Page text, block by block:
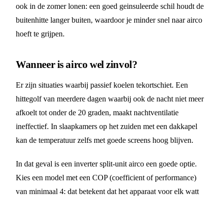
ook in de zomer lonen: een goed geinsuleerde schil houdt de
buitenhitte langer buiten, waardoor je minder snel naar airco
hoeft te grijpen.
Wanneer is airco wel zinvol?
Er zijn situaties waarbij passief koelen tekortschiet. Een
hittegolf van meerdere dagen waarbij ook de nacht niet meer
afkoelt tot onder de 20 graden, maakt nachtventilatie
ineffectief. In slaapkamers op het zuiden met een dakkapel
kan de temperatuur zelfs met goede screens hoog blijven.
In dat geval is een inverter split-unit airco een goede optie.
Kies een model met een COP (coefficient of performance)
van minimaal 4: dat betekent dat het apparaat voor elk watt